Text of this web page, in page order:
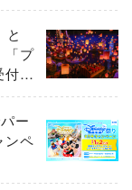
と
「プ
付」
ー
ンペ